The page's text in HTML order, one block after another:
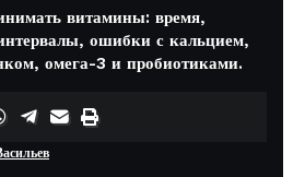
витамины: время,
ошибки с кальцием,
омега-3 и пробиотиками.